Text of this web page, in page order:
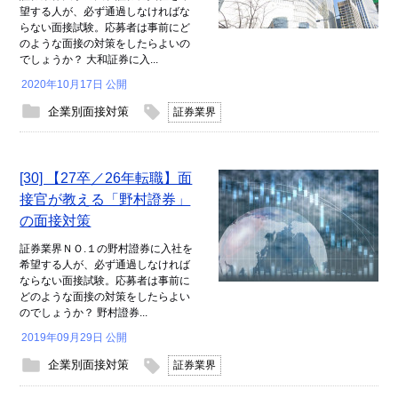
望する人が、必ず通過しなければな
らない面接試験。応募者は事前にど
のような面接の対策をしたらよいの
でしょうか？ 大和証券に入...
2020年10月17日 公開
企業別面接対策 証券業界
[30] 【27卒／26年転職】面
接官が教える「野村證券」
の面接対策
証券業界ＮＯ.１の野村證券に入社を
希望する人が、必ず通過しなければ
ならない面接試験。応募者は事前に
どのような面接の対策をしたらよい
のでしょうか？ 野村證券...
2019年09月29日 公開
企業別面接対策 証券業界